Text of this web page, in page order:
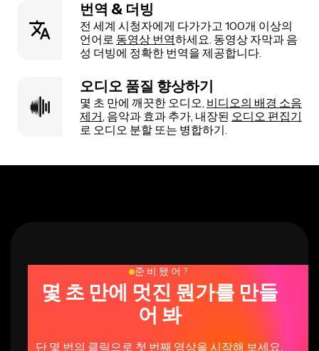
번역 & 더빙
전 세계 시청자에게 다가가고 100개 이상의
언어로 동영상 번역하세요. 동영상 자막과 음
성 더빙에 정확한 번역을 제공합니다.
오디오 품질 향상하기
몇 초 만에 깨끗한 오디오, 비디오의 배경 소음
제거, 음악과 효과 추가, 내장된 오디오 편집기
로 오디오 분할 또는 병합하기.
준비됐어?
몇 초 만에 멋진 뭔가를 만들
어 봐
단 몇 번의 클릭으로 첫 번째 영상을 시작해 보세요.